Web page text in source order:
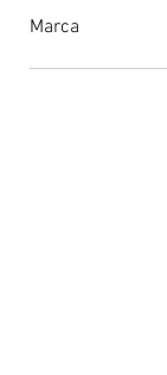
Marca
Artitec